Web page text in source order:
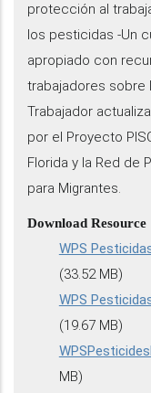
protección al
los pesticidas -Un
apropiado con
trabajadores sobre
Trabajador
por el Proyecto
Florida y la Red de
para Migrantes.
Download Resource
WPS
(33.52 MB)
WPS
(19.67 MB)
MB)